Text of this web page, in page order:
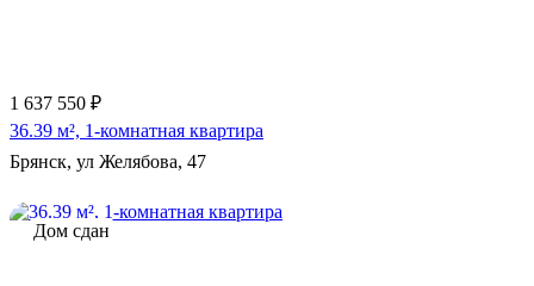
1 637 550 ₽
36.39 м², 1-комнатная квартира
Брянск, ул Желябова, 47
Дом сдан